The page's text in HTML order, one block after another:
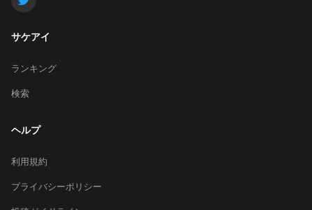
サケアイ
ランキング
検索
ヘルプ
利用規約
プライバシーポリシー